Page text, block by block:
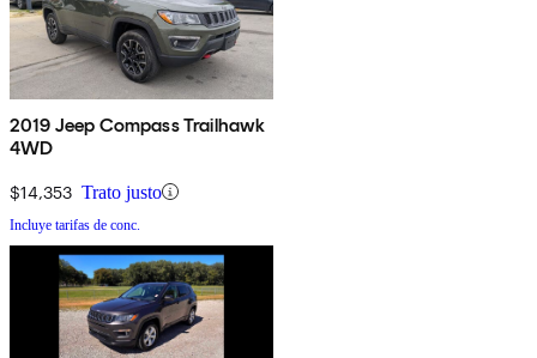
2019 Jeep Compass Trailhawk
4WD
$14,353 Trato justo
Incluye tarifas de conc.